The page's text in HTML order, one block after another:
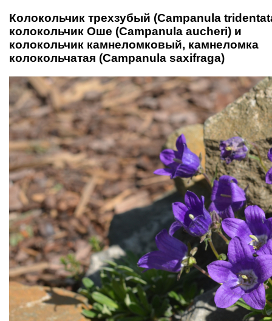
Колокольчик трехзубый (Campanula
колокольчик Оше (Campanula аucheri) и
колокольчик камнеломковый, камнеломка
колокольчатая (Campanula saxifraga)